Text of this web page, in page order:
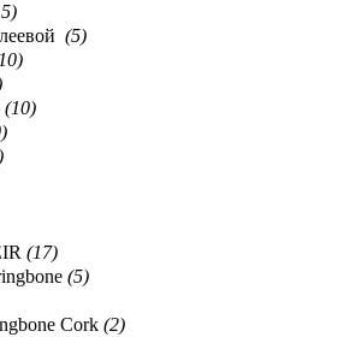
)
(5)
)
(10)
)
)
(17)
(5)
Cork (2)